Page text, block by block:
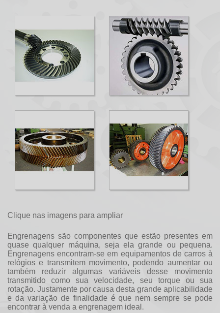
Clique nas imagens para ampliar
Engrenagens são componentes que estão presentes em
quase qualquer máquina, seja ela grande ou pequena.
Engrenagens encontram-se em equipamentos de carros à
relógios e transmitem movimento, podendo aumentar ou
também reduzir algumas variáveis desse movimento
transmitido como sua velocidade, seu torque ou sua
rotação. Justamente por causa desta grande aplicabilidade
e da variação de finalidade é que nem sempre se pode
encontrar à venda a engrenagem ideal.